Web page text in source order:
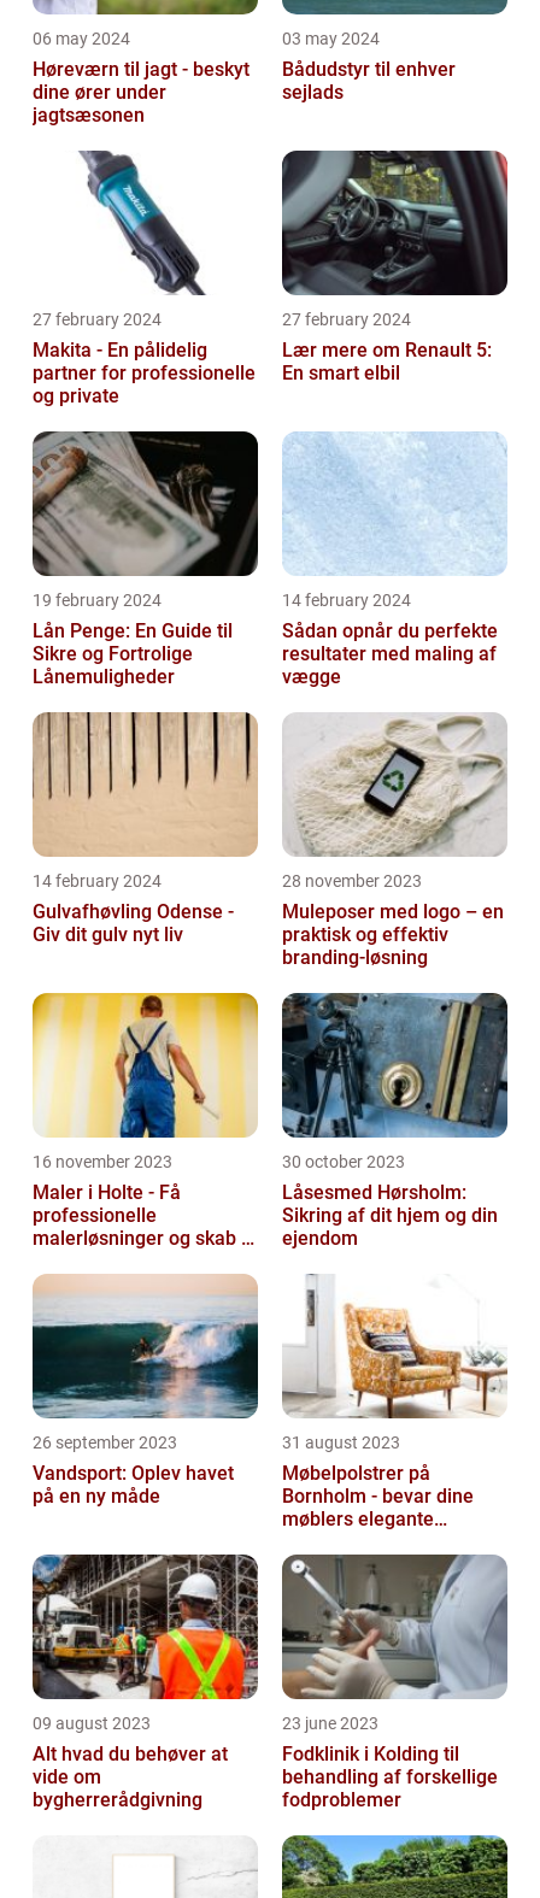
06 may 2024
Høreværn til jagt - beskyt
dine ører under
jagtsæsonen
03 may 2024
Bådudstyr til enhver
sejlads
27 february 2024
Makita - En pålidelig
partner for professionelle
og private
27 february 2024
Lær mere om Renault 5:
En smart elbil
19 february 2024
Lån Penge: En Guide til
Sikre og Fortrolige
Lånemuligheder
14 february 2024
Sådan opnår du perfekte
resultater med maling af
vægge
14 february 2024
Gulvafhøvling Odense -
Giv dit gulv nyt liv
28 november 2023
Muleposer med logo – en
praktisk og effektiv
branding-løsning
16 november 2023
Maler i Holte - Få
professionelle
malerløsninger og skab et
30 october 2023
Låsesmed Hørsholm:
Sikring af dit hjem og din
ejendom
26 september 2023
Vandsport: Oplev havet
på en ny måde
31 august 2023
Møbelpolstrer på
Bornholm - bevar dine
møblers elegante
09 august 2023
Alt hvad du behøver at
vide om
bygherrerådgivning
23 june 2023
Fodklinik i Kolding til
behandling af forskellige
fodproblemer